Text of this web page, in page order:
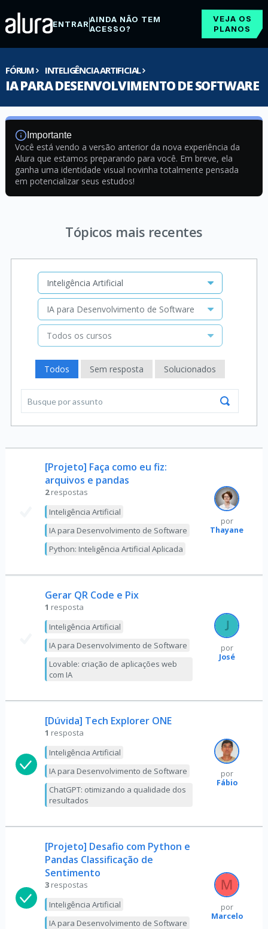
ENTRARAINDA NÃO TEM
ACESSO?
VEJA OS
PLANOS
FÓRUM INTELIGÊNCIA ARTIFICIAL
IA PARA DESENVOLVIMENTO DE SOFTWARE
Importante
Você está vendo a versão anterior da nova experiência da
Alura que estamos preparando para você. Em breve, ela
ganha uma identidade visual novinha totalmente pensada
em potencializar seus estudos!
Tópicos mais recentes
Inteligência Artificial
IA para Desenvolvimento de Software
Todos os cursos
Todos Sem resposta Solucionados
[Projeto] Faça como eu fiz:
arquivos e pandas
2 respostas
Inteligência Artificial
IA para Desenvolvimento de Software
Python: Inteligência Artificial Aplicada
por
Thayane
Gerar QR Code e Pix
1 resposta
Inteligência Artificial
IA para Desenvolvimento de Software
Lovable: criação de aplicações web
com IA
por
José
[Dúvida] Tech Explorer ONE
1 resposta
Inteligência Artificial
IA para Desenvolvimento de Software
ChatGPT: otimizando a qualidade dos
resultados
por
Fábio
[Projeto] Desafio com Python e
Pandas Classificação de
Sentimento
3 respostas
Inteligência Artificial
IA para Desenvolvimento de Software
por
Marcelo